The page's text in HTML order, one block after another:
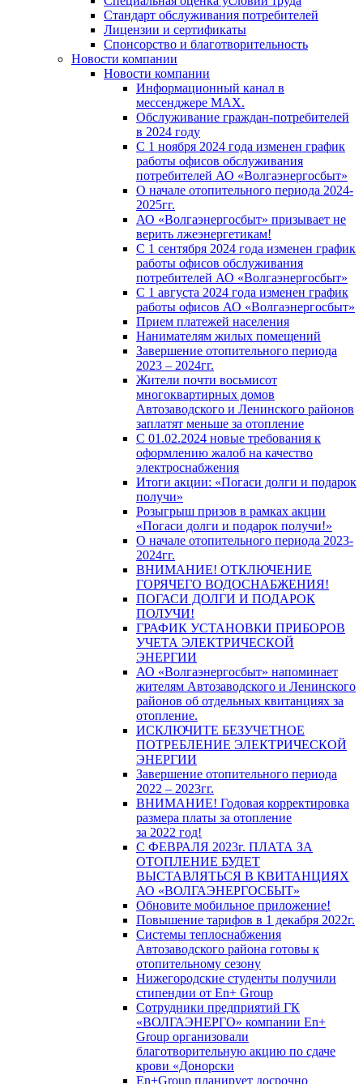
Стандарт обслуживания потребителей
Лицензии и сертификаты
Спонсорство и благотворительность
Новости компании
Новости компании
Информационный канал в
мессенджере MAX.
Обслуживание граждан-потребителей
в 2024 году
С 1 ноября 2024 года изменен график
работы офисов обслуживания
потребителей АО «Волгаэнергосбыт»
О начале отопительного периода 2024-
2025гг.
АО «Волгаэнергосбыт» призывает не
верить лжеэнергетикам!
С 1 сентября 2024 года изменен график
работы офисов обслуживания
потребителей АО «Волгаэнергосбыт»
С 1 августа 2024 года изменен график
работы офисов АО «Волгаэнергосбыт»
Прием платежей населения
Нанимателям жилых помещений
Завершение отопительного периода
2023 – 2024гг.
Жители почти восьмисот
многоквартирных домов
Автозаводского и Ленинского районов
заплатят меньше за отопление
С 01.02.2024 новые требования к
оформлению жалоб на качество
электроснабжения
Итоги акции: «Погаси долги и подарок
получи»
Розыгрыш призов в рамках акции
«Погаси долги и подарок получи!»
О начале отопительного периода 2023-
2024гг.
ВНИМАНИЕ! ОТКЛЮЧЕНИЕ
ГОРЯЧЕГО ВОДОСНАБЖЕНИЯ!
ПОГАСИ ДОЛГИ И ПОДАРОК
ПОЛУЧИ!
ГРАФИК УСТАНОВКИ ПРИБОРОВ
УЧЕТА ЭЛЕКТРИЧЕСКОЙ
ЭНЕРГИИ
АО «Волгаэнергосбыт» напоминает
жителям Автозаводского и Ленинского
районов об отдельных квитанциях за
отопление.
ИСКЛЮЧИТЕ БЕЗУЧЕТНОЕ
ПОТРЕБЛЕНИЕ ЭЛЕКТРИЧЕСКОЙ
ЭНЕРГИИ
Завершение отопительного периода
2022 – 2023гг.
ВНИМАНИЕ! Годовая корректировка
размера платы за отопление
за 2022 год!
С ФЕВРАЛЯ 2023г. ПЛАТА ЗА
ОТОПЛЕНИЕ БУДЕТ
ВЫСТАВЛЯТЬСЯ В КВИТАНЦИЯХ
АО «ВОЛГАЭНЕРГОСБЫТ»
Обновите мобильное приложение!
Повышение тарифов в 1 декабря 2022г.
Системы теплоснабжения
Автозаводского района готовы к
отопительному сезону
Нижегородские студенты получили
стипендии от En+ Group
Сотрудники предприятий ГК
«ВОЛГАЭНЕРГО» компании En+
Group организовали
благотворительную акцию по сдаче
крови «Донорски
En+Group планирует досрочно